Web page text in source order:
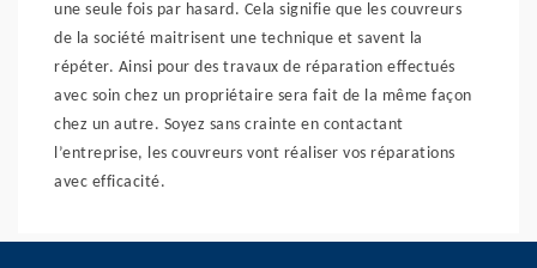
une seule fois par hasard. Cela signifie que les couvreurs
de la société maitrisent une technique et savent la
répéter. Ainsi pour des travaux de réparation effectués
avec soin chez un propriétaire sera fait de la même façon
chez un autre. Soyez sans crainte en contactant
l’entreprise, les couvreurs vont réaliser vos réparations
avec efficacité.